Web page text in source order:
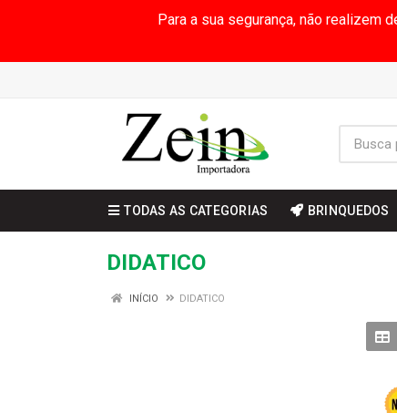
Para a sua segurança, não realizem
TODAS AS CATEGORIAS BRINQUEDOS
DIDATICO
INÍCIO DIDATICO